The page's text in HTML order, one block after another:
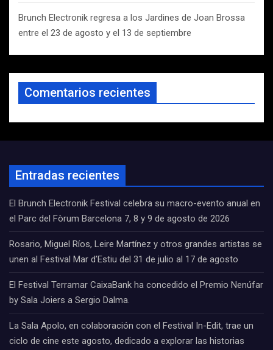
Brunch Electronik regresa a los Jardines de Joan Brossa
entre el 23 de agosto y el 13 de septiembre
Comentarios recientes
Entradas recientes
El Brunch Electronik Festival celebra su macro-evento anual en
el Parc del Fòrum Barcelona 7, 8 y 9 de agosto de 2026
Rosario, Miguel Ríos, Leire Martínez y otros grandes artistas se
unen al Festival Mar d’Estiu del 31 de julio al 17 de agosto
El Festival Terramar CaixaBank ha concedido el Premio Nenúfar
by Sala Joiers a Sergio Dalma.
La Sala Apolo, en colaboración con el Festival In-Edit, trae un
ciclo de cine este agosto, dedicado a explorar las historias